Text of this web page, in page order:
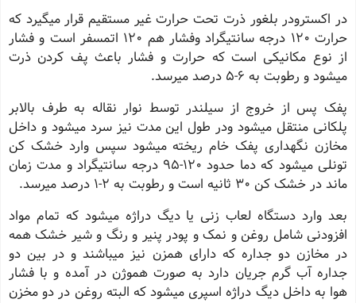
در اکسترودر بلغور ذرت تحت حرارت غیر مستقیم قرار میگیرد که
حرارت 120 درجه سانتیگراد وفشار هم 120 اتمسفر است و فشار
از نوع مکانیکی است که حرارت و فشار باعث پف کردن ذرت
میشود و رطوبت به 6-5 درصد میرسد.
پفک پس از خروج از سیلندر توسط نوار نقاله به طرف بالابر
پلکانی منتقل میشود ودر طول این مدت نیز سرد میشود و داخل
مخازن نگهداری پفک خام ریخته میشود سپس وارد خشک کن
تونلی میشود که دما حدود 120-95 درجه سانتیگراد و مدت زمان
ماند در خشک کن 30 ثانیه است و رطوبت به 2-1 درصد میرسد.
بعد وارد دستگاه لعاب زنی یا دیگ دراژه میشود که تمام مواد
افزودنی شامل روغن و نمک و پودر پنیر و رنگ و شیر خشک همه
در مخازن دو جداره که دارای همزن نیز میباشند و در بین دو
جداره آب گرم جریان دارد به صورت هموژن در آمده و با فشار
هوا به داخل دیگ دراژه اسپری میشود که البته روغن در دو مخزن